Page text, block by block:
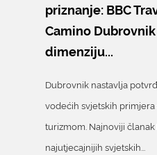
priznanje: BBC
Camino
dimenziju...
Dubrovnik nastavlja
vodećih svjetskih
turizmom. Najnoviji
najutjecajnijih svjetskih...